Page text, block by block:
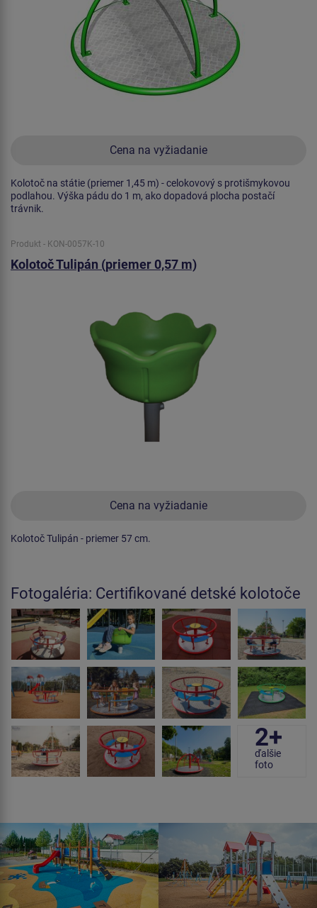
Cena na vyžiadanie
Kolotoč na státie (priemer 1,45 m) - celokovový s protišmykovou
podlahou. Výška pádu do 1 m, ako dopadová plocha postačí
trávnik.
Produkt - KON-0057K-10
Kolotoč Tulipán (priemer 0,57 m)
Cena na vyžiadanie
Kolotoč Tulipán - priemer 57 cm.
Fotogaléria: Certifikované detské kolotoče
2+
ďalšie
foto